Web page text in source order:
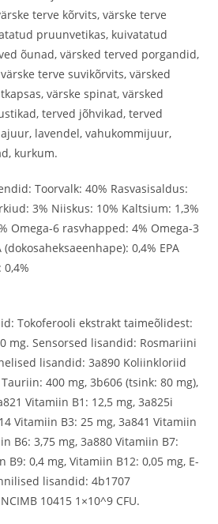
terve kõrvits, värske terve
pruunvetikas, kuivatatud
õunad, värsked terved porgandid,
terve suvikõrvits, värsked
värske spinat, värsked
terved jõhvikad, terved
lavendel, vahukommijuur,
kurkum.
Toorvalk: 40% Rasvasisaldus:
3% Niiskus: 10% Kaltsium: 1,3%
Omega-6 rasvhapped: 4% Omega-3
0,4% EPA
Tokoferooli ekstrakt taimeõlidest:
mg. Sensorsed lisandid: Rosmariini
lisandid: 3a890 Koliinkloriid
400 mg, 3b606 (tsink: 80 mg),
Vitamiin B1: 12,5 mg, 3a825i
Vitamiin B3: 25 mg, 3a841 Vitamiin
B6: 3,75 mg, 3a880 Vitamiin B7:
B9: 0,4 mg, Vitamiin B12: 0,05 mg, E-
lisandid: 4b1707
10415 1×10^9 CFU.